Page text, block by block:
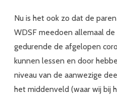
Nu is het ook zo dat de
WDSF meedoen allemaal
gedurende de afgelopen
kunnen lessen en door
niveau van de aanwezige
het middenveld (waar wij bij